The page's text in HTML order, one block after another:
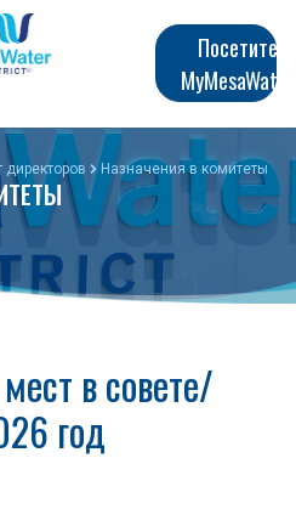
Посетите
MyMesaWater
директоров Назначения в комитеты
в совете/
год